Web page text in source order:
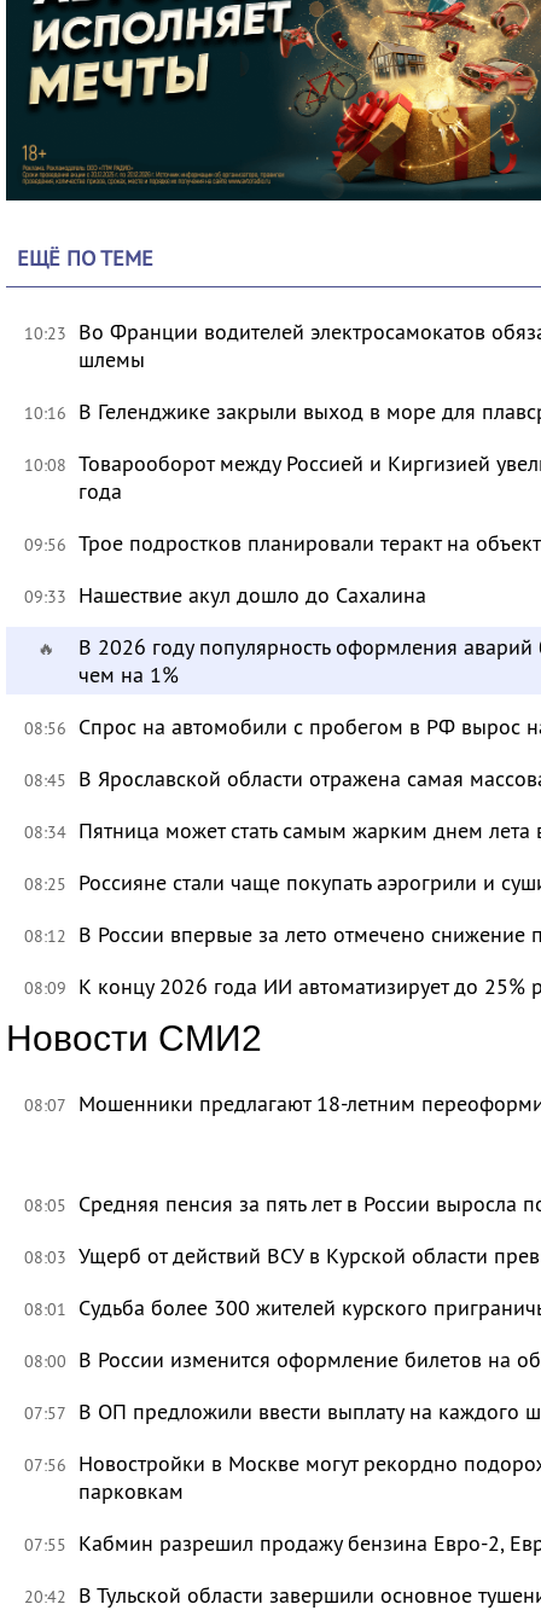
ЕЩЁ ПО ТЕМЕ
10:23
Во Франции водителей электросамокатов
шлемы
10:16 В Геленджике закрыли выход в море для
10:08 Товарооборот между Россией и Киргизией
года
09:56 Трое подростков планировали теракт на
09:33 Нашествие акул дошло до Сахалина
🔥
В 2026 году популярность оформления
чем на 1%
08:56 Спрос на автомобили с пробегом в РФ вырос
08:45 В Ярославской области отражена самая
08:34 Пятница может стать самым жарким днем лета
08:25 Россияне стали чаще покупать аэрогрили и
08:12 В России впервые за лето отмечено снижение
08:09 К концу 2026 года ИИ автоматизирует до 25%
Новости СМИ2
08:07 Мошенники предлагают 18-летним
08:05 Средняя пенсия за пять лет в России выросла
08:03 Ущерб от действий ВСУ в Курской области
08:01 Судьба более 300 жителей курского
08:00 В России изменится оформление билетов на
07:57 В ОП предложили ввести выплату на каждого
07:56
Новостройки в Москве могут рекордно
парковкам
07:55 Кабмин разрешил продажу бензина Евро-2,
20:42 В Тульской области завершили основное